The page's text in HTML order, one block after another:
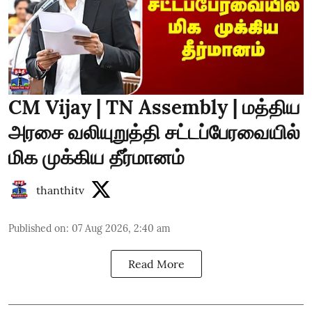
CM Vijay | TN Assembly | மத்திய
அரசை வலியுறுத்தி சட்டப்பேரவையில்
மிக முக்கிய தீர்மானம்
thanthitv
Published on: 07 Aug 2026, 2:40 am
Read More